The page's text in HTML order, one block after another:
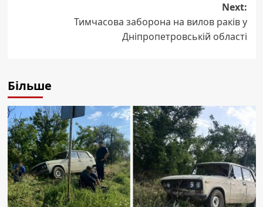
Next:
Тимчасова заборона на вилов раків у
Дніпропетровській області
Більше